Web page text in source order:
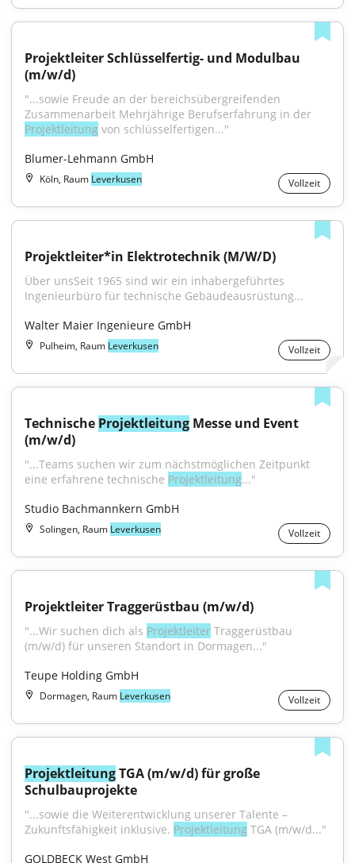
Projektleiter Schlüsselfertig- und Modulbau
(m/w/d)
"...sowie Freude an der bereichsübergreifenden
Projektleitung von schlüsselfertigen..."
Blumer-Lehmann GmbH
Köln, Raum Leverkusen Vollzeit
Projektleiter*in Elektrotechnik (M/W/D)
Über unsSeit 1965 sind wir ein inhabergeführtes
Ingenieurbüro für technische Gebäudeausrüstung...
Walter Maier Ingenieure GmbH
Pulheim, Raum Leverkusen Vollzeit
Technische Projektleitung Messe und Event
(m/w/d)
"...Teams suchen wir zum nächstmöglichen Zeitpunkt
eine erfahrene technische Projektleitung..."
Studio Bachmannkern GmbH
Solingen, Raum Leverkusen Vollzeit
Projektleiter Traggerüstbau (m/w/d)
"...Wir suchen dich als Projektleiter Traggerüstbau
(m/w/d) für unseren Standort in Dormagen..."
Teupe Holding GmbH
Dormagen, Raum Leverkusen Vollzeit
Projektleitung TGA (m/w/d) für große
Schulbauprojekte
"...sowie die Weiterentwicklung unserer Talente –
Zukunftsfähigkeit inklusive. Projektleitung TGA (m/w/d..."
GOLDBECK West GmbH